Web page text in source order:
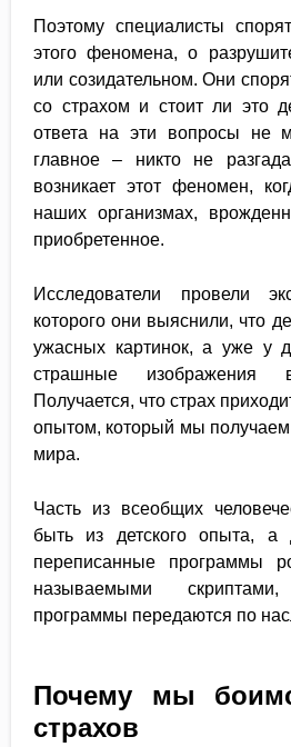
Поэтому специалисты
этого феномена, о
или созидательном. Они
со страхом и стоит ли это
ответа на эти вопросы не
главное – никто не
возникает этот феномен,
наших организмах,
приобретенное.
Исследователи провели
которого они выяснили, что
ужасных картинок, а уже у
страшные изображения
Получается, что страх
опытом, который мы
мира.
Часть из всеобщих
быть из детского опыта, а
переписанные программы
называемыми
программы передаются по
Почему мы
страхов